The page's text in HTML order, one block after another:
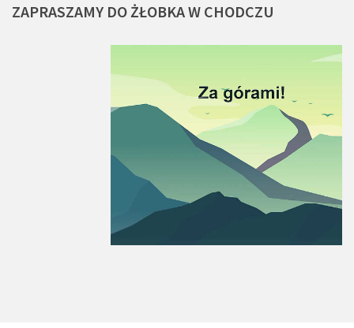
ZAPRASZAMY DO ŻŁOBKAW CHODCZU